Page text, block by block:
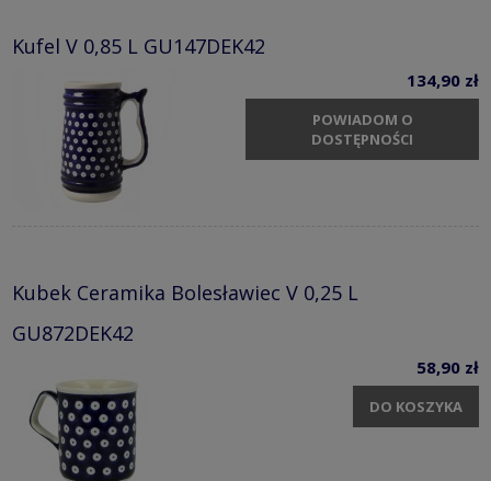
Kufel V 0,85 L GU147DEK42
134,90 zł
POWIADOM O
DOSTĘPNOŚCI
Kubek Ceramika Bolesławiec V 0,25 L
GU872DEK42
58,90 zł
DO KOSZYKA